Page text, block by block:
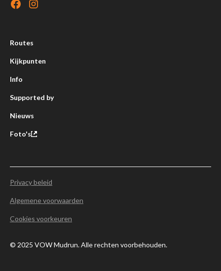
Routes
Kijkpunten
Info
Supported by
Nieuws
Foto's
© 2025 VOW Mudrun. Alle rechten voorbehouden.
Privacy beleid
Algemene voorwaarden
Cookies voorkeuren